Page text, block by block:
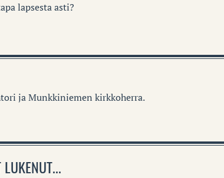
lapsesta asti?
ja Munkkiniemen kirkkoherra.
LUKENUT...